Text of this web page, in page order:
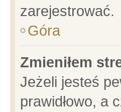
zarejestrować.
Góra
Zmieniłem
Jeżeli jesteś
prawidłowo, a